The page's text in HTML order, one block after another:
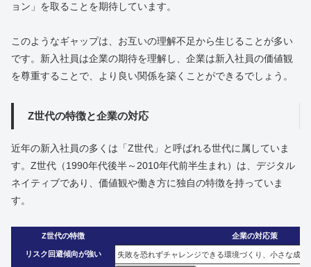
ョン」を取ることを期待しています。
このようなギャップは、お互いの理解不足から生じることが多い
です。新入社員は企業の期待を理解し、企業は新入社員の価値観
を尊重することで、より良い関係を築くことができるでしょう。
Z世代の特徴と企業の対応
近年の新入社員の多くは「Z世代」と呼ばれる世代に属していま
す。Z世代（1990年代後半～2010年代前半生まれ）は、デジタル
ネイティブであり、価値観や働き方に独自の特徴を持っていま
す。
Z世代の特徴 企業の対応策
リスク回避傾向が強い 失敗を恐れずチャレンジできる環境づくり、小さな成功